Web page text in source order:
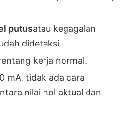
putusatau kegagalan
dideteksi.
kerja normal.
mA, tidak ada cara
nilai nol aktual dan